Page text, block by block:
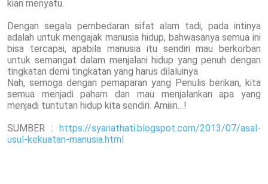
kian menyatu.
Dengan segala pembedaran sifat alam tadi, pada intinya
adalah untuk mengajak manusia hidup, bahwasanya semua ini
bisa tercapai, apabila manusia itu sendiri mau berkorban
untuk semangat dalam menjalani hidup yang penuh dengan
tingkatan demi tingkatan yang harus dilaluinya.
Nah, semoga dengan pemaparan yang Penulis berikan, kita
semua menjadi paham dan mau menjalankan apa yang
menjadi tuntutan hidup kita sendiri. Amiiin…!
SUMBER : https://syariathati.blogspot.com/2013/07/asal-
usul-kekuatan-manusia.html